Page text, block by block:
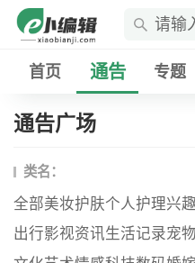
首页 通告 专题
通告广场
类名：
全部美妆护肤个人护理兴趣
出行影视资讯生活记录宠